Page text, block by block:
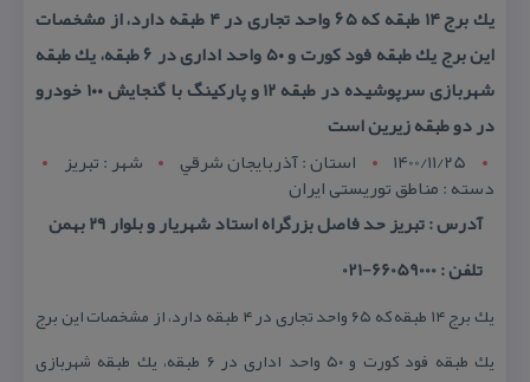
یك برج ۱۴ طبقه كه ۶۵ واحد تجاری در ۴ طبقه دارد، از مشخصات
این برج یك طبقه فود كورت و ۵۰ واحد اداری در ۶ طبقه، یك طبقه
شهربازی سرپوشیده در طبقه ۱۲ و پاركینگ با گنجایش ۱۰۰ خودرو
در دو طبقه زیرین است
1400/11/25
استان : آذربايجان شرقي شهر : تبريز
دسته : مناطق توریستی ایران
آدرس : تبریز حد فاصل بزرگراه استاد شهریار و بلوار ۲۹ بهمن
تلفن : 66059000-021
یك برج ۱۴ طبقه كه ۶۵ واحد تجاری در ۴ طبقه دارد، از مشخصات این برج
یك طبقه فود كورت و ۵۰ واحد اداری در ۶ طبقه، یك طبقه شهربازی